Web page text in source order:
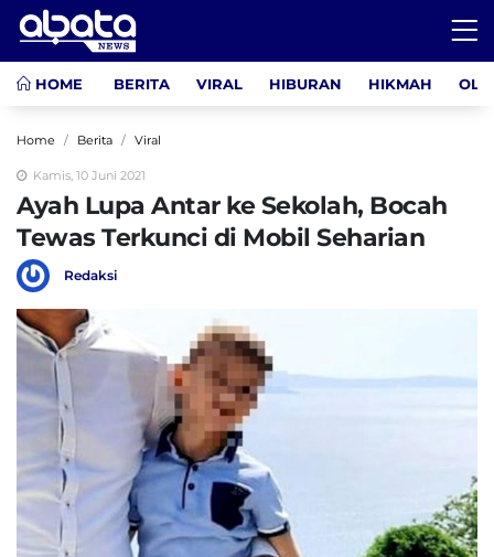
HOME BERITA VIRAL HIBURAN HIKMAH
Home Berita Viral
Kamis, 10 Juni 2021
Ayah Lupa Antar ke Sekolah, Bocah
Tewas Terkunci di Mobil Seharian
Redaksi